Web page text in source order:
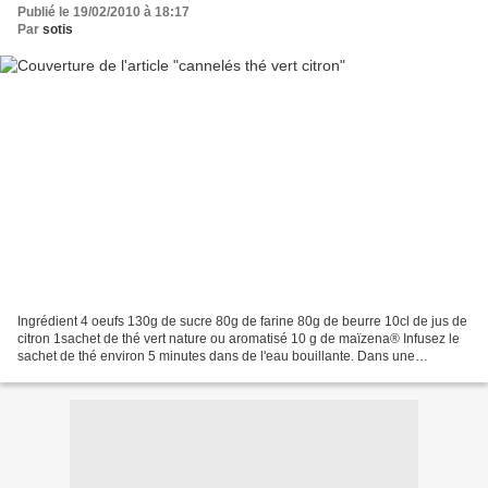
Publié le 19/02/2010 à 18:17
Par sotis
Ingrédient 4 oeufs 130g de sucre 80g de farine 80g de beurre 10cl de jus de
citron 1sachet de thé vert nature ou aromatisé 10 g de maïzena® Infusez le
sachet de thé environ 5 minutes dans de l'eau bouillante. Dans une